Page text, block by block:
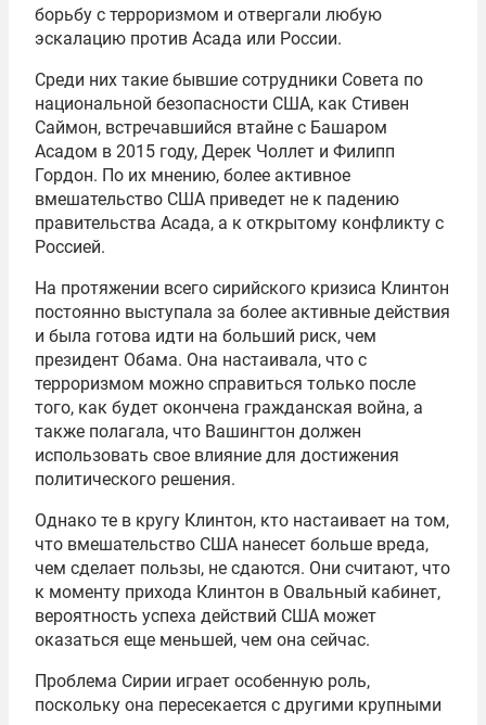
борьбу с терроризмом и отвергали любую
эскалацию против Асада или России.
Среди них такие бывшие сотрудники Совета по
национальной безопасности США, как Стивен
Саймон, встречавшийся втайне с Башаром
Асадом в 2015 году, Дерек Чоллет и Филипп
Гордон. По их мнению, более активное
вмешательство США приведет не к падению
правительства Асада, а к открытому конфликту с
Россией.
На протяжении всего сирийского кризиса Клинтон
постоянно выступала за более активные действия
и была готова идти на больший риск, чем
президент Обама. Она настаивала, что с
терроризмом можно справиться только после
того, как будет окончена гражданская война, а
также полагала, что Вашингтон должен
использовать свое влияние для достижения
политического решения.
Однако те в кругу Клинтон, кто настаивает на том,
что вмешательство США нанесет больше вреда,
чем сделает пользы, не сдаются. Они считают, что
к моменту прихода Клинтон в Овальный кабинет,
вероятность успеха действий США может
оказаться еще меньшей, чем она сейчас.
Проблема Сирии играет особенную роль,
поскольку она пересекается с другими крупными